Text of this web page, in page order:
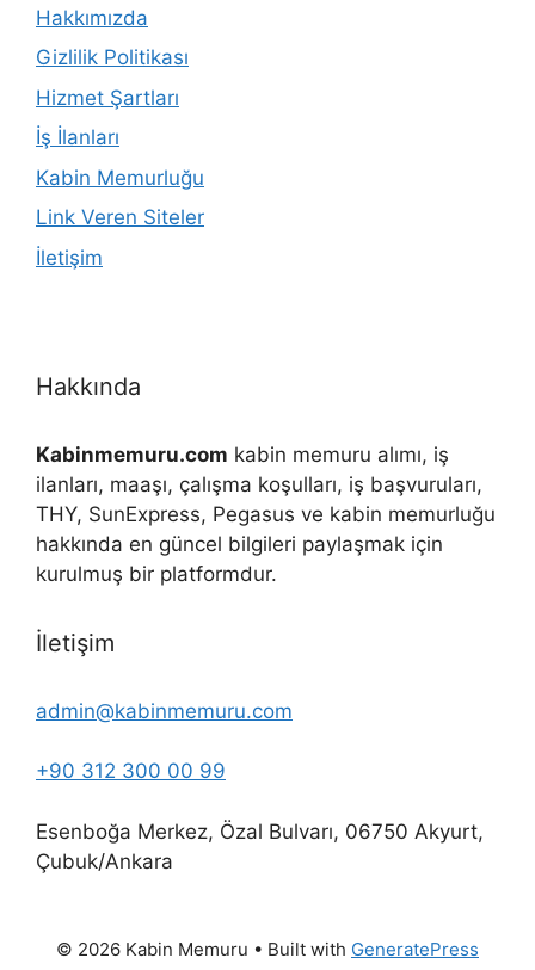
Hakkımızda
Gizlilik Politikası
Hizmet Şartları
İş İlanları
Kabin Memurluğu
Link Veren Siteler
İletişim
Hakkında
Kabinmemuru.com kabin memuru alımı, iş
ilanları, maaşı, çalışma koşulları, iş başvuruları,
THY, SunExpress, Pegasus ve kabin memurluğu
hakkında en güncel bilgileri paylaşmak için
kurulmuş bir platformdur.
İletişim
admin@kabinmemuru.com
+90 312 300 00 99
Esenboğa Merkez, Özal Bulvarı, 06750 Akyurt,
Çubuk/Ankara
© 2026 Kabin Memuru • Built with GeneratePress